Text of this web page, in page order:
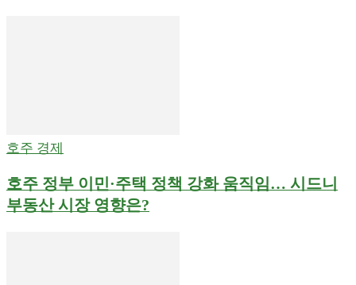
호주 경제
호주 정부 이민·주택 정책 강화 움직임… 시드니
부동산 시장 영향은?